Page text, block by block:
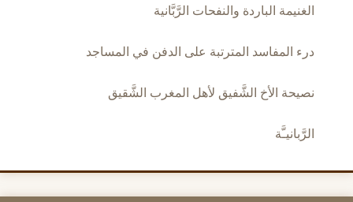
الغنيمة الباردة والنفحات الرَّبَّانية
درء المفاسد المترتبة على الدفن في المساجد
نصيحة الأخ الشَّفيق لأهل المغرب الشَّقيق
الرَّبانيـَّة